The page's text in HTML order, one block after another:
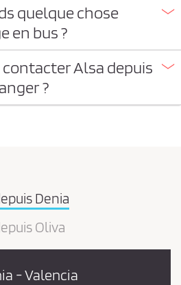
quelque chose
en bus ?
Alsa depuis
?
Denia
Oliva
- Valencia